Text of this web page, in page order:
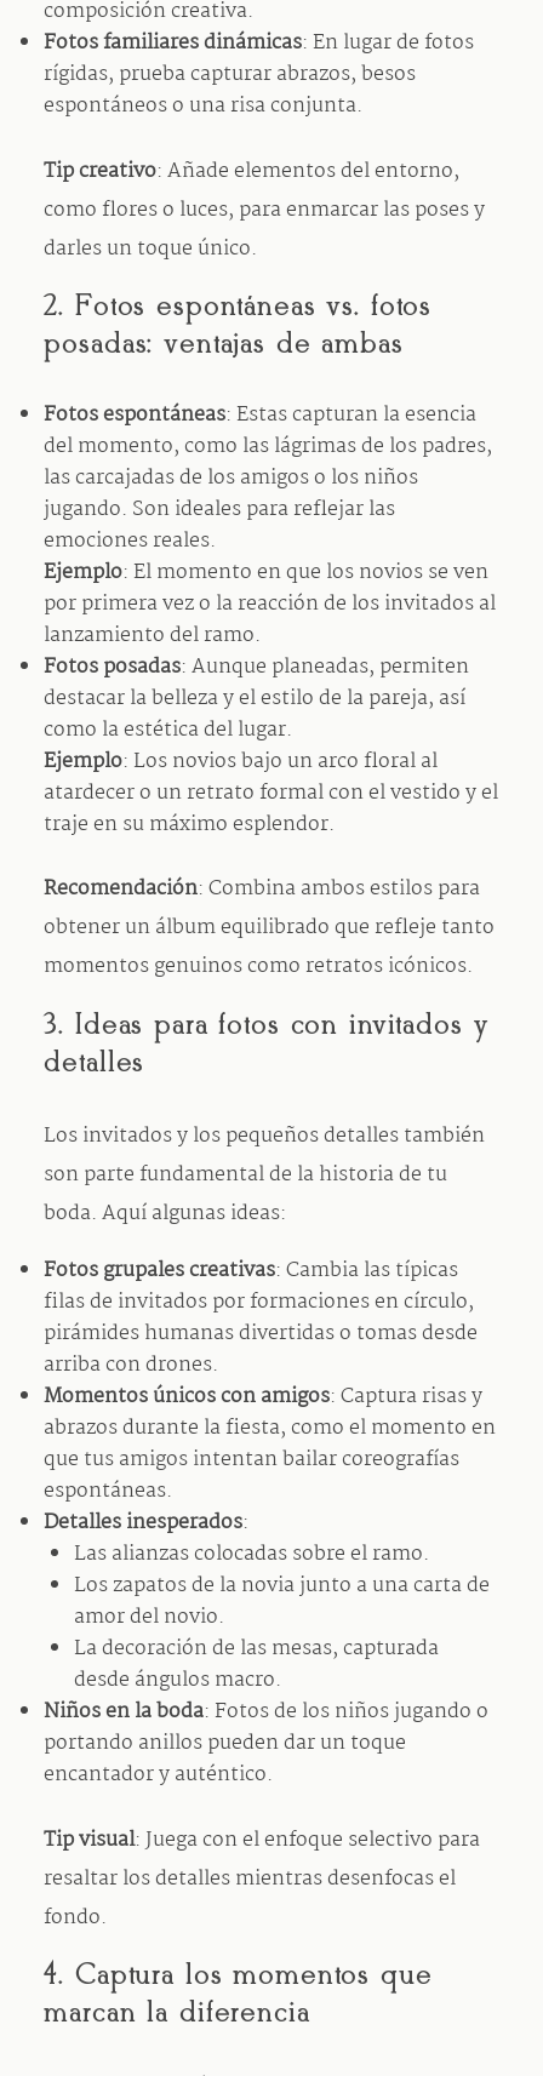
composición creativa.
Fotos familiares dinámicas: En lugar de fotos
rígidas, prueba capturar abrazos, besos
espontáneos o una risa conjunta.
Tip creativo: Añade elementos del entorno,
como flores o luces, para enmarcar las poses y
darles un toque único.
2. Fotos espontáneas vs. fotos
posadas: ventajas de ambas
Fotos espontáneas: Estas capturan la esencia
del momento, como las lágrimas de los padres,
las carcajadas de los amigos o los niños
jugando. Son ideales para reflejar las
emociones reales.
Ejemplo: El momento en que los novios se ven
por primera vez o la reacción de los invitados al
lanzamiento del ramo.
Fotos posadas: Aunque planeadas, permiten
destacar la belleza y el estilo de la pareja, así
como la estética del lugar.
Ejemplo: Los novios bajo un arco floral al
atardecer o un retrato formal con el vestido y el
traje en su máximo esplendor.
Recomendación: Combina ambos estilos para
obtener un álbum equilibrado que refleje tanto
momentos genuinos como retratos icónicos.
3. Ideas para fotos con invitados y
detalles
Los invitados y los pequeños detalles también
son parte fundamental de la historia de tu
boda. Aquí algunas ideas:
Fotos grupales creativas: Cambia las típicas
filas de invitados por formaciones en círculo,
pirámides humanas divertidas o tomas desde
arriba con drones.
Momentos únicos con amigos: Captura risas y
abrazos durante la fiesta, como el momento en
que tus amigos intentan bailar coreografías
espontáneas.
Detalles inesperados:
Las alianzas colocadas sobre el ramo.
Los zapatos de la novia junto a una carta de
amor del novio.
La decoración de las mesas, capturada
desde ángulos macro.
Niños en la boda: Fotos de los niños jugando o
portando anillos pueden dar un toque
encantador y auténtico.
Tip visual: Juega con el enfoque selectivo para
resaltar los detalles mientras desenfocas el
fondo.
4. Captura los momentos que
marcan la diferencia